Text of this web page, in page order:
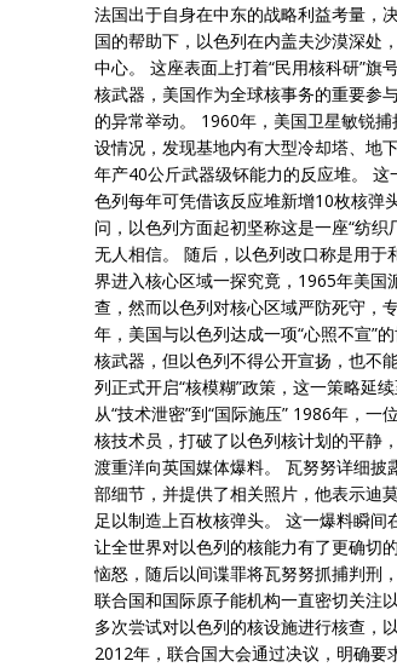
法国出于自身在中东的战略利益考量，
国的帮助下，以色列在内盖夫沙漠深处
中心。 这座表面上打着“民用核科研”旗
核武器，美国作为全球核事务的重要参
的异常举动。 1960年，美国卫星敏锐
设情况，发现基地内有大型冷却塔、地
年产40公斤武器级钚能力的反应堆。
色列每年可凭借该反应堆新增10枚核弹
问，以色列方面起初坚称这是一座“纺织
无人相信。 随后，以色列改口称是用于
界进入核心区域一探究竟，1965年美国
查，然而以色列对核心区域严防死守，
年，美国与以色列达成一项“心照不宣”
核武器，但以色列不得公开宣扬，也不
列正式开启“核模糊”政策，这一策略延
从“技术泄密”到“国际施压” 1986年，一
核技术员，打破了以色列核计划的平静
渡重洋向英国媒体爆料。 瓦努努详细披
部细节，并提供了相关照片，他表示迪
足以制造上百枚核弹头。 这一爆料瞬间
让全世界对以色列的核能力有了更确切
恼怒，随后以间谍罪将瓦努努抓捕判刑
联合国和国际原子能机构一直密切关注
多次尝试对以色列的核设施进行核查，
2012年，联合国大会通过决议，明确要